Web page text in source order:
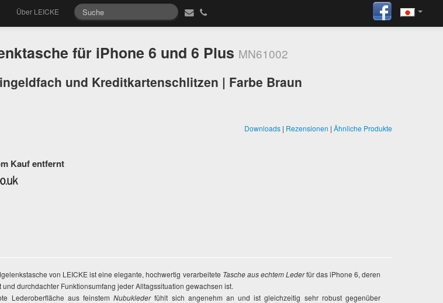
Über LEICKE
für iPhone 6 und 6 Plus MN61002
und Kreditkartenschlitzen | Farbe Braun
Downloads | Rezensionen | Ähnliche Produkte
Kauf entfernt
von LEICKE ist eine elegante, hochwertig verarbeitete Tasche aus echtem Lederfür das iPhone 6, deren
und durchdachter Funktionsumfang jeder Alltagssituation gewachsen ist.
Lederoberfläche aus feinstemNubuklederfühlt sich angenehm an und ist gleichzeitig sehr robust gegenüber